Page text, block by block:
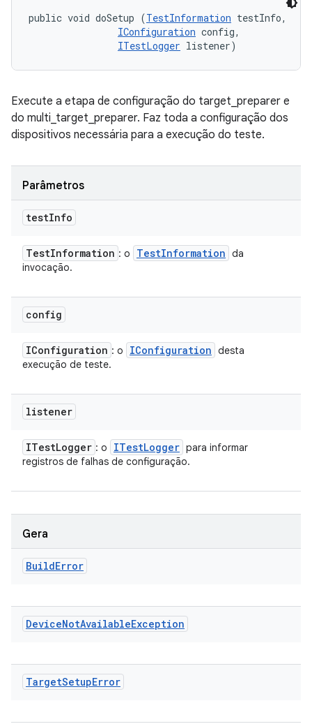
public void doSetup (TestInformation testInfo,
IConfiguration config,
ITestLogger listener)
Execute a etapa de configuração do target_preparer e
do multi_target_preparer. Faz toda a configuração dos
dispositivos necessária para a execução do teste.
Parâmetros
testInfo
TestInformation : o TestInformation da
invocação.
config
IConfiguration : o IConfiguration desta
execução de teste.
listener
ITestLogger : o ITestLogger para informar
registros de falhas de configuração.
Gera
BuildError
DeviceNotAvailableException
TargetSetupError